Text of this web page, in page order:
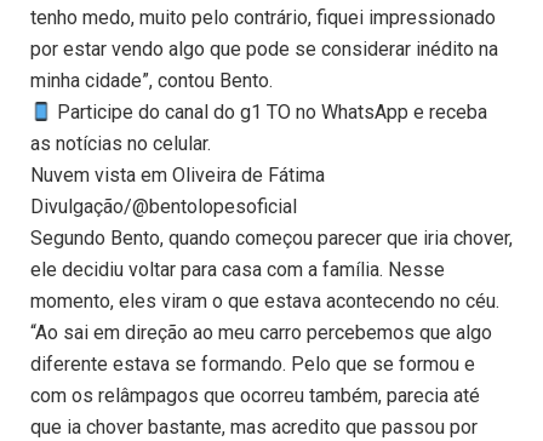
tenho medo, muito pelo contrário, fiquei impressionado
por estar vendo algo que pode se considerar inédito na
minha cidade”, contou Bento.
Participe do canal do g1 TO no WhatsApp e receba
as notícias no celular.
Nuvem vista em Oliveira de Fátima
Divulgação/@bentolopesoficial
Segundo Bento, quando começou parecer que iria chover,
ele decidiu voltar para casa com a família. Nesse
momento, eles viram o que estava acontecendo no céu.
“Ao sai em direção ao meu carro percebemos que algo
diferente estava se formando. Pelo que se formou e
com os relâmpagos que ocorreu também, parecia até
que ia chover bastante, mas acredito que passou por